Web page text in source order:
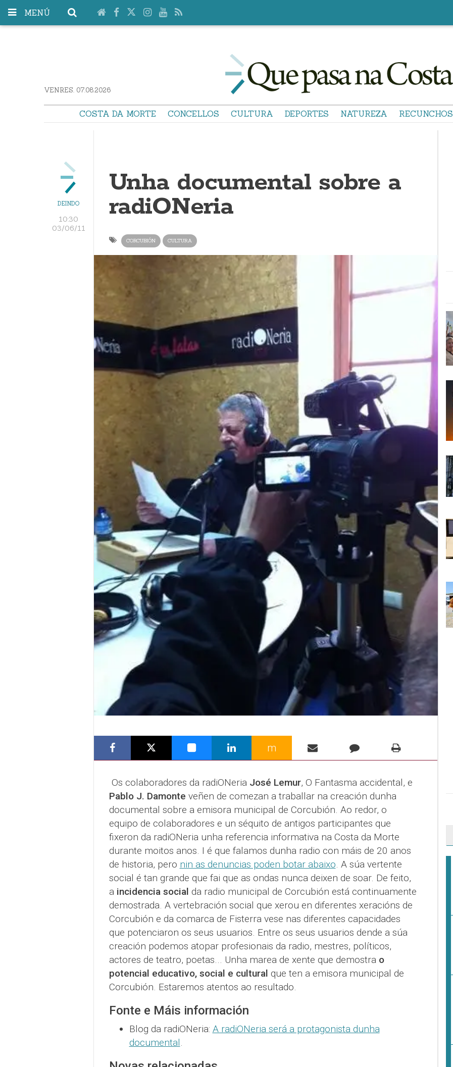
MENÚ
VENRES. 07.08.2026
COSTA DA MORTE CONCELLOS CULTURA DEPORTES NATUREZA RECUNCHOS
DEINDO
10:30
03/06/11
Unha documental sobre a
radiONeria
CORCUBIÓN CULTURA
m
Os colaboradores da radiONeria José Lemur, O Fantasma accidental, e
Pablo J. Damonte veñen de comezan a traballar na creación dunha
documental sobre a emisora municipal de Corcubión. Ao redor, o
equipo de colaboradores e un séquito de antigos participantes que
fixeron da radiONeria unha referencia informativa na Costa da Morte
durante moitos anos. I é que falamos dunha radio con máis de 20 anos
de historia, pero nin as denuncias poden botar abaixo. A súa vertente
social é tan grande que fai que as ondas nunca deixen de soar. De feito,
a incidencia social da radio municipal de Corcubión está continuamente
demostrada. A vertebración social que xerou en diferentes xeracións de
Corcubión e da comarca de Fisterra vese nas diferentes capacidades
que potenciaron os seus usuarios. Entre os seus usuarios dende a súa
creación podemos atopar profesionais da radio, mestres, políticos,
actores de teatro, poetas... Unha marea de xente que demostrao
potencial educativo, social e cultural que ten a emisora municipal de
Corcubión. Estaremos atentos ao resultado.
Fonte e Máis información
Blog da radiONeria: A radiONeria será a protagonista dunha
documental.